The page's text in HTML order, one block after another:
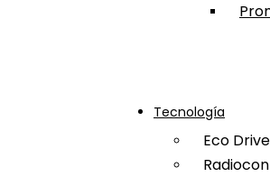
Tecnología
Eco Drive